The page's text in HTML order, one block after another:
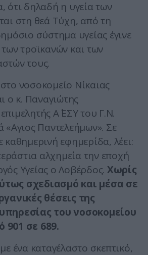
ότι δηλαδή η υγεία των
στη θεά Τύχη, από τη
σύστημα υγείας έγινε
τροϊκανών και των
τους.
νοσοκομείο Νίκαιας
ο κ. Παναγιώτης
Α΄ ΕΣΥ του Γ.Ν.
«Αγιος Παντελεήμων». Σε
καθημερινή εφημερίδα, λέει:
αλχημεία την εποχή
Υγείας ο Λοβέρδος. Χωρίς
σχεδιασμό και μέσα σε
θέσεις της
του νοσοκομείου
901 σε 689.
ένα καταγέλαστο σκεπτικό,